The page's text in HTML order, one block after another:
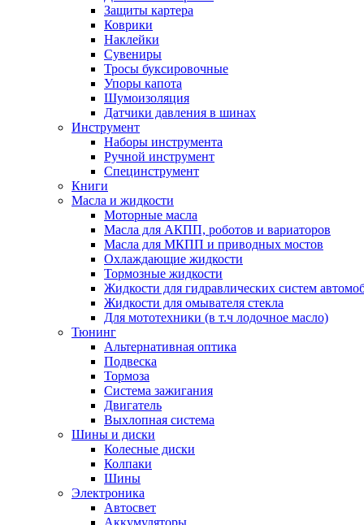
Защиты картера
Коврики
Наклейки
Сувениры
Тросы буксировочные
Упоры капота
Шумоизоляция
Датчики давления в шинах
Инструмент
Наборы инструмента
Ручной инструмент
Специнструмент
Книги
Масла и жидкости
Моторные масла
Масла для АКПП, роботов и вариаторов
Масла для МКПП и приводных мостов
Охлаждающие жидкости
Тормозные жидкости
Жидкости для гидравлических систем
Жидкости для омывателя стекла
Для мототехники (в т.ч лодочное масло)
Тюнинг
Альтернативная оптика
Подвеска
Тормоза
Система зажигания
Двигатель
Выхлопная система
Шины и диски
Колесные диски
Колпаки
Шины
Электроника
Автосвет
Аккумуляторы